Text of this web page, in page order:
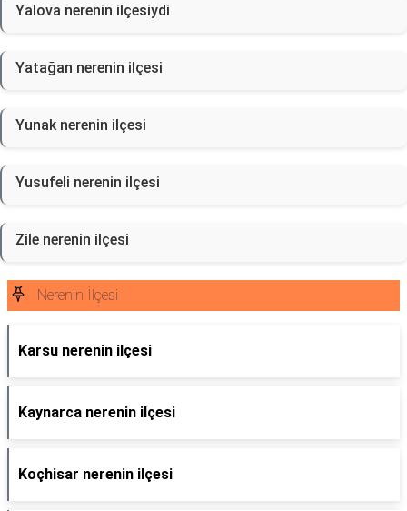
Yalova nerenin ilçesiydi
Yatağan nerenin ilçesi
Yunak nerenin ilçesi
Yusufeli nerenin ilçesi
Zile nerenin ilçesi
Nerenin İlçesi
Karsu nerenin ilçesi
Kaynarca nerenin ilçesi
Koçhisar nerenin ilçesi